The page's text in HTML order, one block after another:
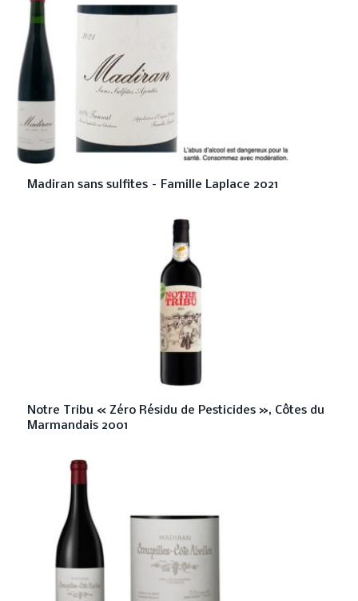
Madiran sans sulfites – Famille Laplace 2021
Notre Tribu « Zéro Résidu de Pesticides », Côtes du
Marmandais 2001